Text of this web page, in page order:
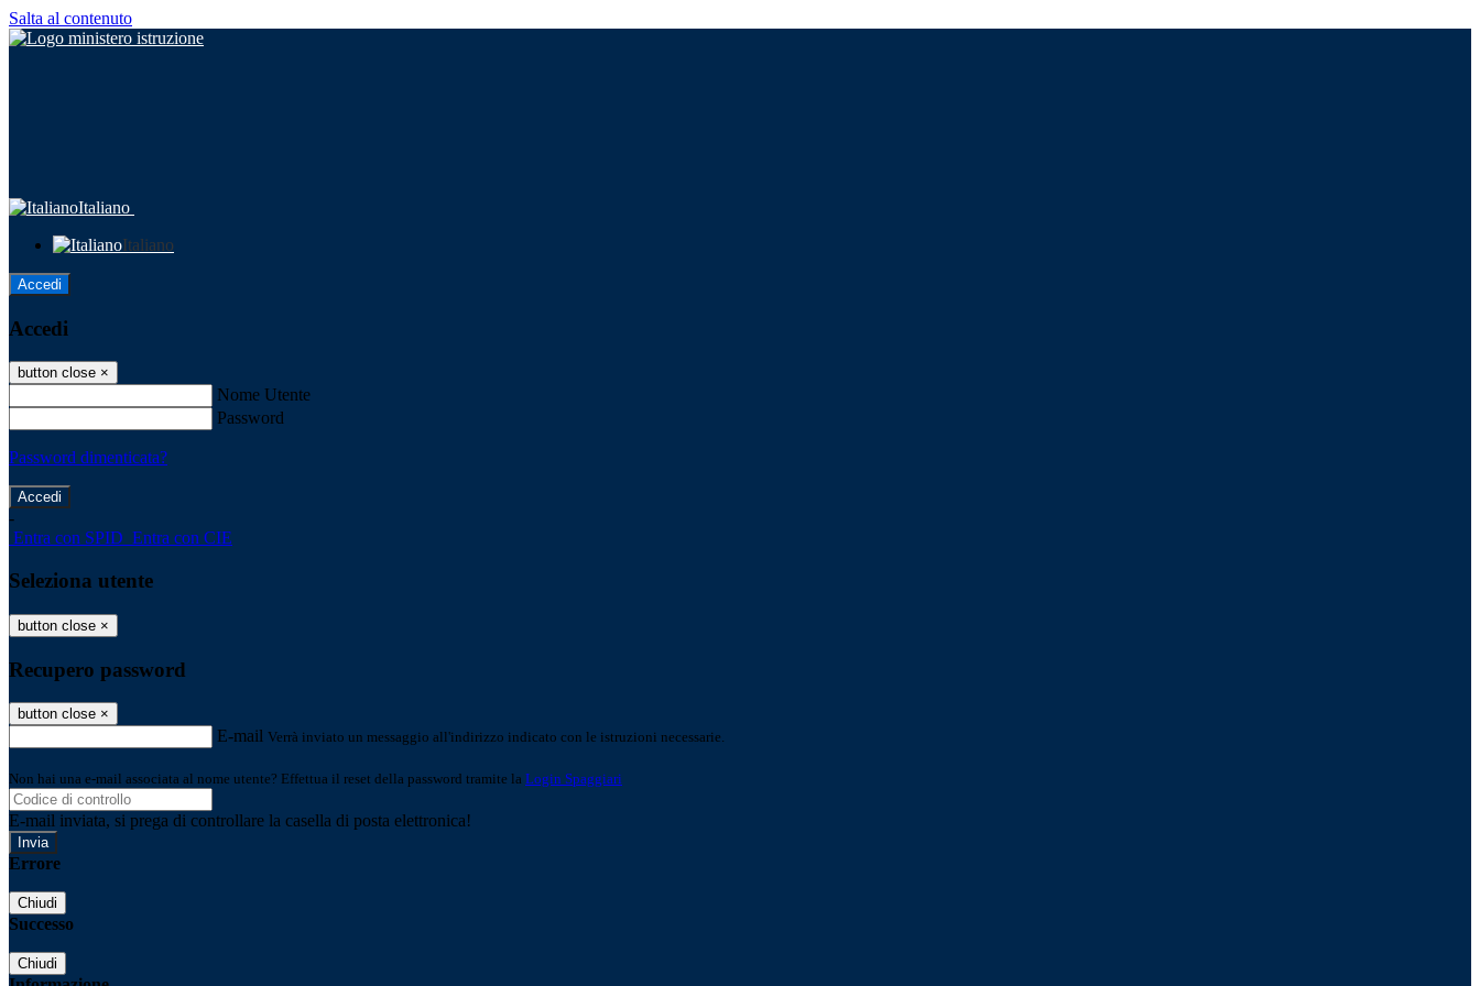
Salta al contenuto
Italiano
Italiano
Accedi
Accedi
button close ×
Nome Utente
Password
Password dimenticata?
-
Entra con SPID Entra con CIE
Seleziona utente
button close ×
Recupero password
button close ×
E-mail Verrà inviato un messaggio all'indirizzo indicato con le istruzioni necessarie.
Non hai una e-mail associata al nome utente? Effettua il reset della password tramite la Login Spaggiari
E-mail inviata, si prega di controllare la casella di posta elettronica!
Errore
Chiudi
Successo
Chiudi